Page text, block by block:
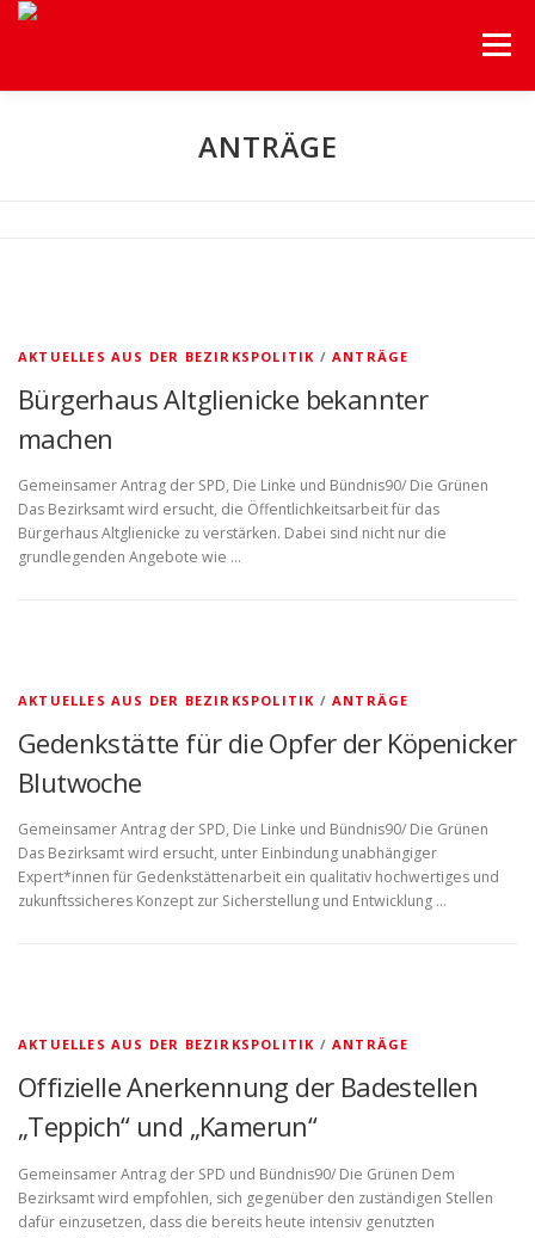
Menü
UNSERE FRAKTION UNSERE THEMEN
ANTRÄGE
AKTUELLES AUS DER BEZIRKSPOLITIK /ANTRÄGE
Bürgerhaus Altglienicke bekannter
machen
Gemeinsamer Antrag der SPD, Die Linke und Bündnis90/ Die Grünen
Das Bezirksamt wird ersucht, die Öffentlichkeitsarbeit für das
Bürgerhaus Altglienicke zu verstärken. Dabei sind nicht nur die
grundlegenden Angebote wie …
AKTUELLES AUS DER BEZIRKSPOLITIK /ANTRÄGE
Gedenkstätte für die Opfer der Köpenicker
Blutwoche
Gemeinsamer Antrag der SPD, Die Linke und Bündnis90/ Die Grünen
Das Bezirksamt wird ersucht, unter Einbindung unabhängiger
Expert*innen für Gedenkstättenarbeit ein qualitativ hochwertiges und
zukunftssicheres Konzept zur Sicherstellung und Entwicklung …
AKTUELLES AUS DER BEZIRKSPOLITIK /ANTRÄGE
Offizielle Anerkennung der Badestellen
„Teppich“ und „Kamerun“
Gemeinsamer Antrag der SPD und Bündnis90/ Die Grünen Dem
Bezirksamt wird empfohlen, sich gegenüber den zuständigen Stellen
dafür einzusetzen, dass die bereits heute intensiv genutzten